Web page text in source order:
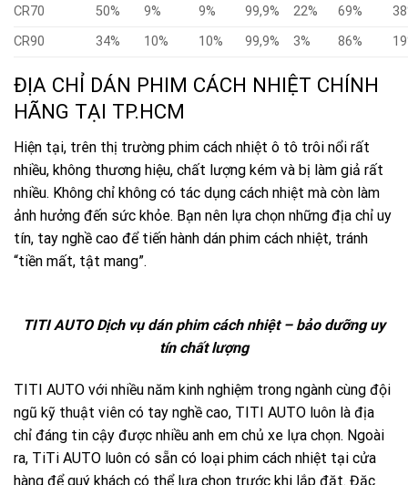
CR70 50% 9% 9% 99,9% 22% 69%
CR90
34% 10% 10% 99,9% 3% 86%
ĐỊA CHỈ DÁN PHIM CÁCH NHIỆT CHÍNH
HÃNG TẠI TP.HCM
Hiện tại, trên thị trường phim cách nhiệt ô tô trôi nổi rất
nhiều, không thương hiệu, chất lượng kém và bị làm giả rất
nhiều. Không chỉ không có tác dụng cách nhiệt mà còn làm
ảnh hưởng đến sức khỏe. Bạn nên lựa chọn những địa chỉ uy
tín, tay nghề cao để tiến hành dán phim cách nhiệt, tránh
“tiền mất, tật mang”.
TITI AUTO Dịch vụ dán phim cách nhiệt – bảo dưỡng uy
tín chất lượng
TITI AUTO với nhiều năm kinh nghiệm trong ngành cùng đội
ngũ kỹ thuật viên có tay nghề cao, TITI AUTO luôn là địa
chỉ đáng tin cậy được nhiều anh em chủ xe lựa chọn. Ngoài
ra, TiTi AUTO luôn có sẵn có loại phim cách nhiệt tại cửa
hàng để quý khách có thể lựa chọn trước khi lắp đặt. Đặc